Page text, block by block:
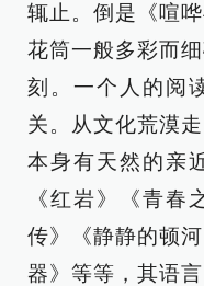
辄止。倒是《喧
花筒一般多彩而
刻。一个人的阅
关。从文化荒漠
本身有天然的亲
《红岩》《青春
传》《静静的顿
器》等等，其语